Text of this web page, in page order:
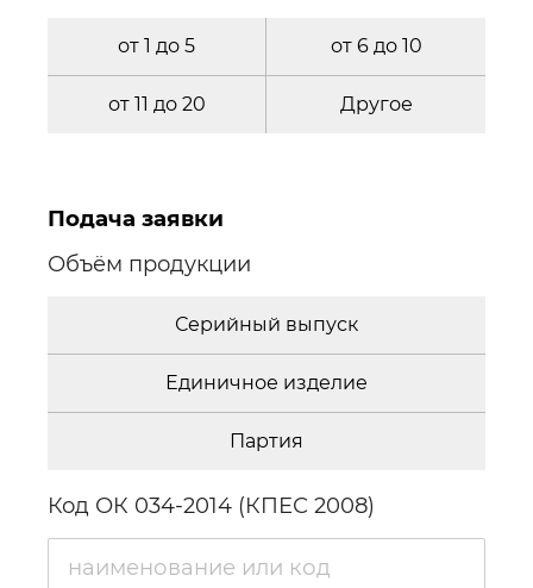
от 1 до 5 от 6 до 10
от 11 до 20 Другое
Подача заявки
Объём продукции
Серийный выпуск
Единичное изделие
Партия
Код ОК 034-2014 (КПЕС 2008)